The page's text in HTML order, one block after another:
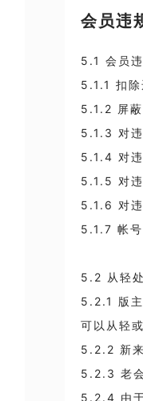
会员违
5.1 会员
5.1.1 扣
5.1.2 屏
5.1.3 对
5.1.4 对
5.1.5 对
5.1.6 对
5.1.7 帐
5.2 从轻
5.2.1 版主
可以从轻
5.2.2 新
5.2.3 老
5.2.4 由